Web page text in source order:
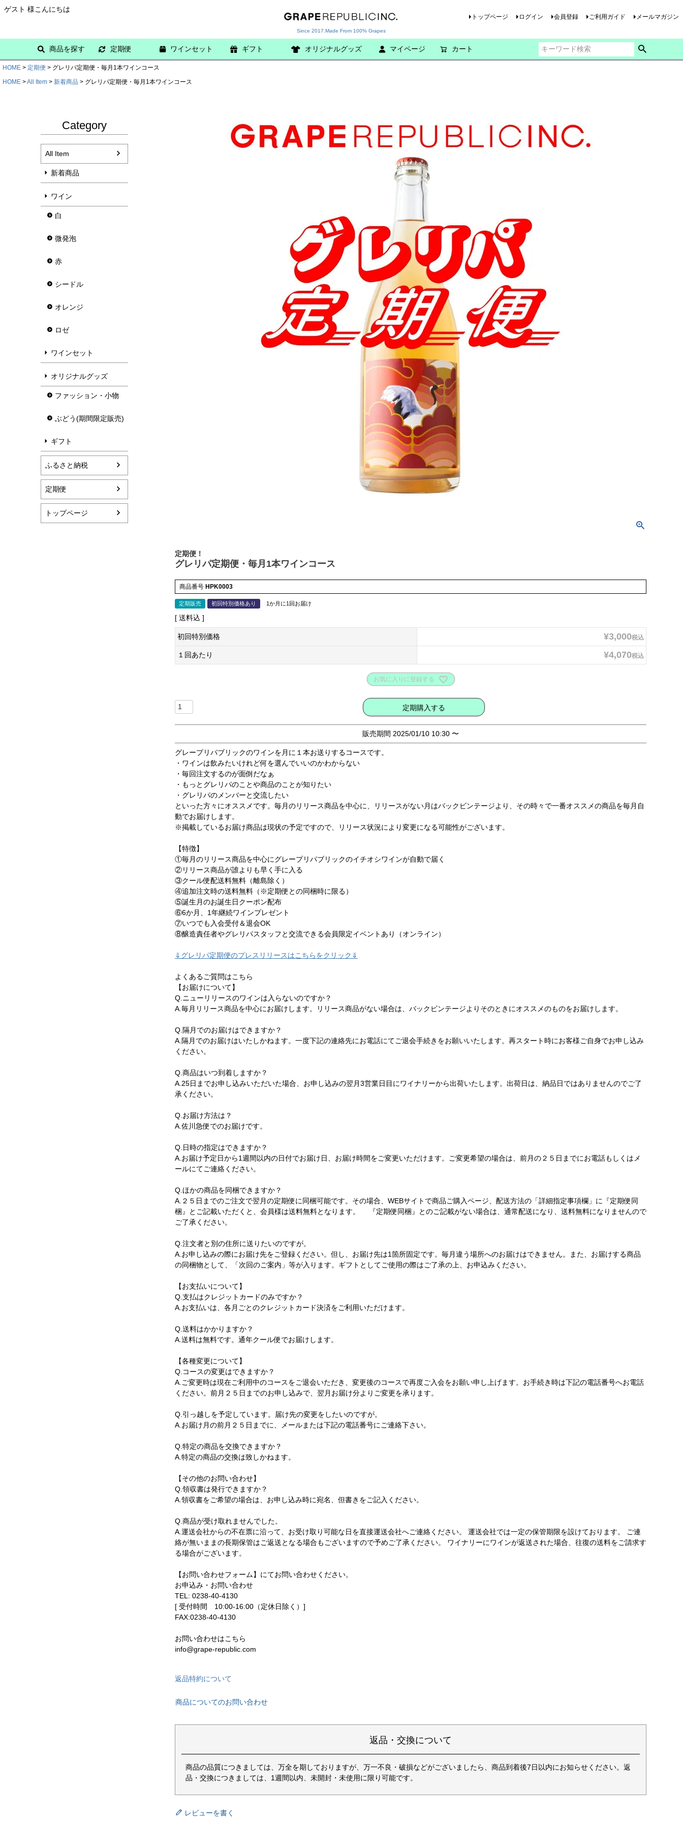
ゲスト 様こんにちは
Since 2017.Made From 100% Grapes
トップページ ログイン 会員登録 ご利用ガイド メールマガジン
商品を探す 定期便 ワインセット ギフト オリジナルグッズ マイページ カート
検索
HOME 定期便
グレリパ定期便・毎月1本ワインコース
HOME
All Item 新着商品 グレリパ定期便・毎月1本ワインコース
Category
All Item
新着商品
ワイン
白
微発泡
赤
シードル
オレンジ
ロゼ
ワインセット
オリジナルグッズ
ファッション・小物
ぶどう(期間限定販売)
ギフト
ふるさと納税
定期便
トップページ
定期便！
グレリパ定期便・毎月1本ワインコース
商品番号 HPK0003
定期販売 初回特別価格あり 1か月に1回お届け
送料込
初回特別価格 ¥3,000税込
１回あたり ¥4,070税込
お気に入りに登録する
定期購入する
販売期間 2025/01/10 10:30 〜
グレープリパブリックのワインを月に１本お送りするコースです。
・ワインは飲みたいけれど何を選んでいいのかわからない
・毎回注文するのが面倒だなぁ
・もっとグレリパのことや商品のことが知りたい
・グレリパのメンバーと交流したい
といった方々にオススメです。毎月のリリース商品を中心に、リリースがない月はバックビンテージより、その時々で一番オススメの商品を毎月自
動でお届けします。
※掲載しているお届け商品は現状の予定ですので、リリース状況により変更になる可能性がございます。
【特徴】
①毎月のリリース商品を中心にグレープリパブリックのイチオシワインが自動で届く
②リリース商品が誰よりも早く手に入る
③クール便配送料無料（離島除く）
④追加注文時の送料無料（※定期便との同梱時に限る）
⑤誕生月のお誕生日クーポン配布
⑥6か月、1年継続ワインプレゼント
⑦いつでも入会受付＆退会OK
⑧醸造責任者やグレリパスタッフと交流できる会員限定イベントあり（オンライン）
⇓グレリパ定期便のプレスリリースはこちらをクリック⇓
よくあるご質問はこちら
【お届けについて】
Q.ニューリリースのワインは入らないのですか？
A.毎月リリース商品を中心にお届けします。リリース商品がない場合は、バックビンテージよりそのときにオススメのものをお届けします。
Q.隔月でのお届けはできますか？
A.隔月でのお届けはいたしかねます。一度下記の連絡先にお電話にてご退会手続きをお願いいたします。再スタート時にお客様ご自身でお申し込み
ください。
Q.商品はいつ到着しますか？
A.25日までお申し込みいただいた場合、お申し込みの翌月3営業日目にワイナリーから出荷いたします。出荷日は、納品日ではありませんのでご了
承ください。
Q.お届け方法は？
A.佐川急便でのお届けです。
Q.日時の指定はできますか？
A.お届け予定日から1週間以内の日付でお届け日、お届け時間をご変更いただけます。ご変更希望の場合は、前月の２５日までにお電話もしくはメ
ールにてご連絡ください。
Q.ほかの商品を同梱できますか？
A.２５日までのご注文で翌月の定期便に同梱可能です。その場合、WEBサイトで商品ご購入ページ、配送方法の「詳細指定事項欄」に『定期便同
梱』とご記載いただくと、会員様は送料無料となります。 『定期便同梱』とのご記載がない場合は、通常配送になり、送料無料になりませんので
ご了承ください。
Q.注文者と別の住所に送りたいのですが。
A.お申し込みの際にお届け先をご登録ください。但し、お届け先は1箇所固定です。毎月違う場所へのお届けはできません。また、お届けする商品
の同梱物として、「次回のご案内」等が入ります。ギフトとしてご使用の際はご了承の上、お申込みください。
【お支払いについて】
Q.支払はクレジットカードのみですか？
A.お支払いは、各月ごとのクレジットカード決済をご利用いただけます。
Q.送料はかかりますか？
A.送料は無料です。通年クール便でお届けします。
【各種変更について】
Q.コースの変更はできますか？
A.ご変更時は現在ご利用中のコースをご退会いただき、変更後のコースで再度ご入会をお願い申し上げます。お手続き時は下記の電話番号へお電話
ください。前月２５日までのお申し込みで、翌月お届け分よりご変更を承ります。
Q.引っ越しを予定しています。届け先の変更をしたいのですが。
A.お届け月の前月２５日までに、メールまたは下記の電話番号にご連絡下さい。
Q.特定の商品を交換できますか？
A.特定の商品の交換は致しかねます。
【その他のお問い合わせ】
Q.領収書は発行できますか？
A.領収書をご希望の場合は、お申し込み時に宛名、但書きをご記入ください。
Q.商品が受け取れませんでした。
A.運送会社からの不在票に沿って、お受け取り可能な日を直接運送会社へご連絡ください。 運送会社では一定の保管期限を設けております。 ご連
絡が無いままの長期保管はご返送となる場合もございますので予めご了承ください。 ワイナリーにワインが返送された場合、往復の送料をご請求す
る場合がございます。
【お問い合わせフォーム】にてお問い合わせください。
お申込み・お問い合わせ
TEL: 0238-40-4130
[ 受付時間 10:00-16:00（定休日除く）]
FAX:0238-40-4130
お問い合わせはこちら
info@grape-republic.com
返品特約について
商品についてのお問い合わせ
返品・交換について
商品の品質につきましては、万全を期しておりますが、万一不良・破損などがございましたら、商品到着後7日以内にお知らせください。返
品・交換につきましては、1週間以内、未開封・未使用に限り可能です。
レビューを書く